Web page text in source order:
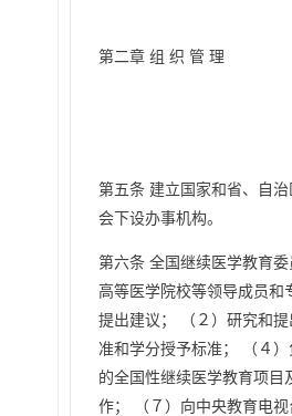
第二章 组 织 管 理
第五条 建立国家和省、自
会下设办事机构。
第六条 全国继续医学教育
高等医学院校等领导成员和
提出建议； （２）研究和
准和学分授予标准； （４
的全国性继续医学教育项目
作； （７）向中央教育电